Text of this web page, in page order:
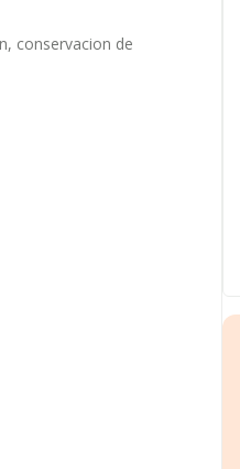
conservacion de